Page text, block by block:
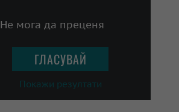
Не мога да преценя
Покажи резултати